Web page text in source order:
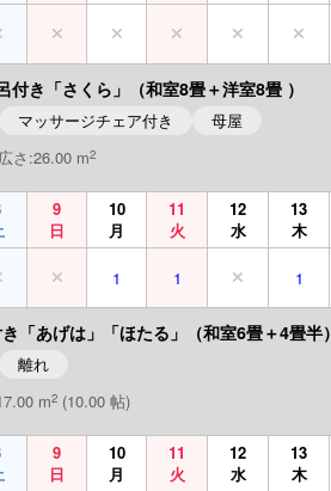
付き「さくら」（和室8畳＋洋室8畳 ）
マッサージチェア付き
母屋
さ:26.00 m2
9
日
10
月
11
火
12
水
13
木
1 1 1
「あげは」「ほたる」（和室6畳＋4畳半）
離れ
m2 (10.00 帖)
9
日
10
月
11
火
12
水
13
木